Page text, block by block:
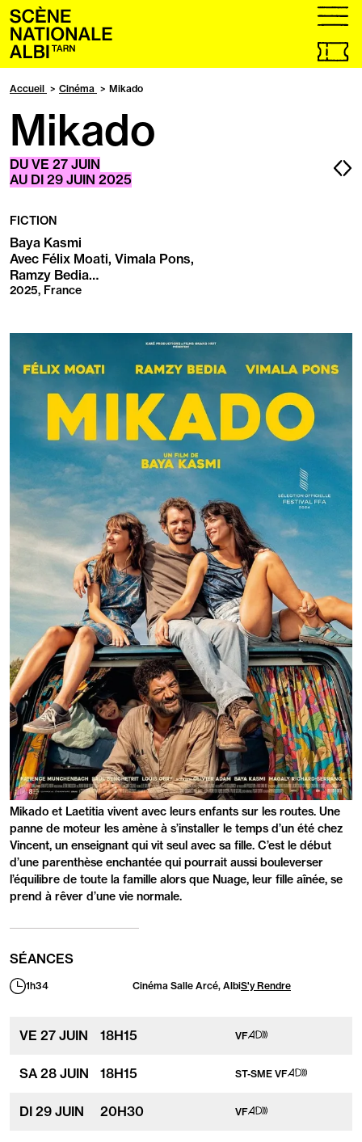
Accueil
Billetterie
en
onglet
menu
Accueil Cinéma Mikado
Mikado
DU VE 27 JUIN
AU DI 29 JUIN 2025
FICTION
Baya Kasmi
Avec Félix Moati, Vimala Pons,
Ramzy Bedia…
2025, France
PRÉSENTATION
Mikado et Laetitia vivent avec leurs enfants sur les routes. Une
panne de moteur les amène à s’installer le temps d’un été chez
Vincent, un enseignant qui vit seul avec sa fille. C’est le début
d’une parenthèse enchantée qui pourrait aussi bouleverser
l’équilibre de toute la famille alors que Nuage, leur fille aînée, se
prend à rêver d’une vie normale.
SÉANCES
Durée1h34 Cinéma Salle Arcé, AlbiS'y Rendre
VE 27 JUIN 18H15 VF
Séance
adapté
ayant
suivants
Audiodescription
SA 28 JUIN 18H15 ST-SME VF
Séance
adapté
DI 29 JUIN 20H30 VF
Séance
adapté
Audiodescription